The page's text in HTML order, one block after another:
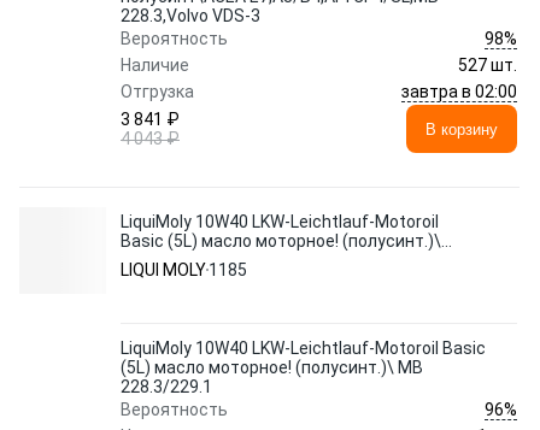
228.3,Volvo VDS-3
Вероятность
98%
Наличие
527 шт.
Отгрузка
завтра в 02:00
3 841 ₽
4 043 ₽
В корзину
LiquiMoly 10W40 LKW-Leichtlauf-Motoroil
Basic (5L) масло моторное! (полусинт.)\
MB 228.3/229.1
LIQUI MOLY1185
LiquiMoly 10W40 LKW-Leichtlauf-Motoroil Basic
(5L) масло моторное! (полусинт.)\ MB
228.3/229.1
Вероятность
96%